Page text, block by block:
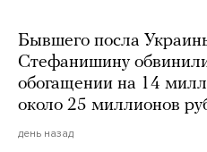
Бывшего посла
Стефанишину
обогащении на 14
около 25 миллионов
день назад